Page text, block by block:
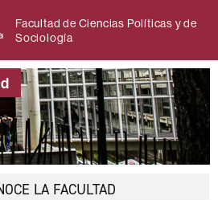
Facultad de Ciencias Políticas y de
Sociología
LA FACULTAD